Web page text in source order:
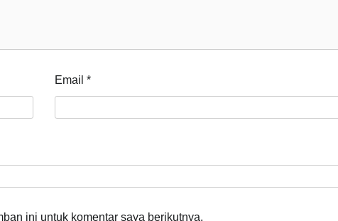
Email*
ini untuk komentar saya berikutnya.